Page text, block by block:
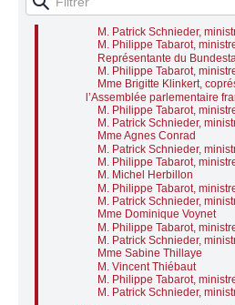
Représentant du
M. Patrick Schnieder,
M. Philippe Tabarot,
Représentante du
M. Philippe Tabarot,
Mme Brigitte Klinkert,
l’Assemblée parlementaire
M. Philippe Tabarot,
M. Patrick Schnieder,
Mme Agnes Conrad
M. Patrick Schnieder,
M. Philippe Tabarot,
M. Michel Herbillon
M. Philippe Tabarot,
M. Patrick Schnieder,
Mme Dominique Voynet
M. Philippe Tabarot,
M. Patrick Schnieder,
Mme Sabine Thillaye
M. Vincent Thiébaut
M. Philippe Tabarot,
M. Patrick Schnieder,